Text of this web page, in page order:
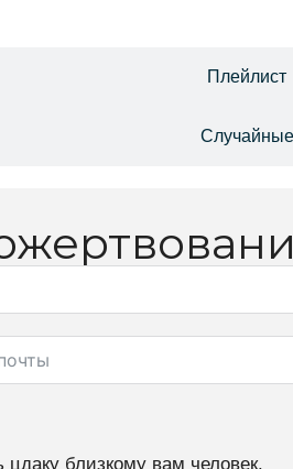
Плейлист
Случайные
близкому вам человек.